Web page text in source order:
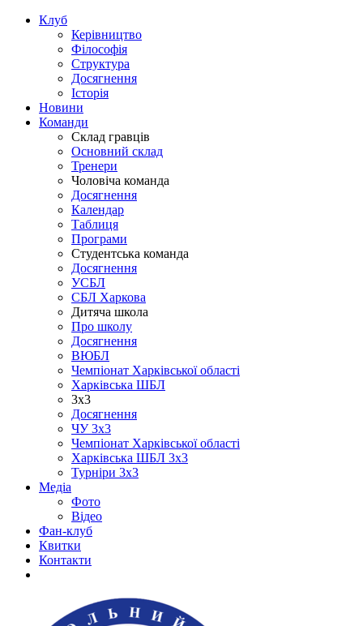
Клуб
Керівництво
Філософія
Структура
Досягнення
Історія
Новини
Команди
Склад гравців
Основний склад
Тренери
Чоловіча команда
Досягнення
Календар
Таблиця
Програми
Студентська команда
Досягнення
УСБЛ
СБЛ Харкова
Дитяча школа
Про школу
Досягнення
ВЮБЛ
Чемпіонат Харківської області
Харківська ШБЛ
3х3
Досягнення
ЧУ 3х3
Чемпіонат Харківської області
Харківська ШБЛ 3х3
Турніри 3х3
Медіа
Фото
Відео
Фан-клуб
Квитки
Контакти